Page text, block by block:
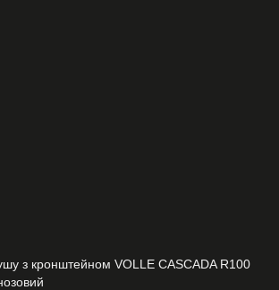
з кронштейном VOLLE CASCADA R100